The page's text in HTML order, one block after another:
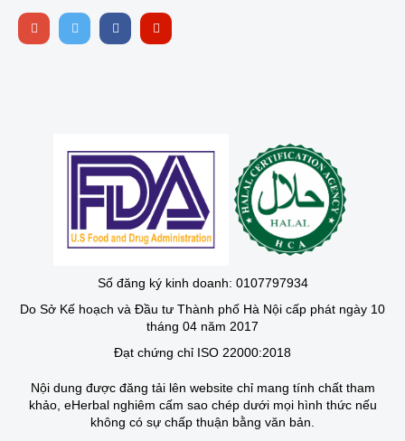
Số đăng ký kinh doanh: 0107797934
Do Sở Kế hoạch và Đầu tư Thành phố Hà Nội cấp phát ngày 10
tháng 04 năm 2017
Đạt chứng chỉ ISO 22000:2018
Nội dung được đăng tải lên website chỉ mang tính chất tham
khảo, eHerbal nghiêm cấm sao chép dưới mọi hình thức nếu
không có sự chấp thuận bằng văn bản.